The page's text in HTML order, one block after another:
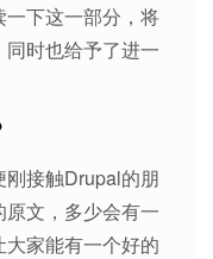
下这一部分，将
时也给予了进一
接触Drupal的朋
文，多少会有一
家能有一个好的